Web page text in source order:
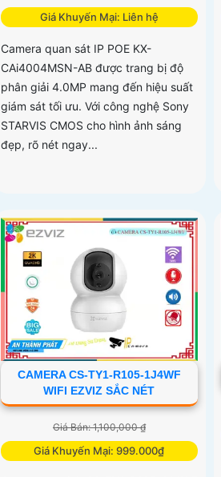
Giá Khuyến Mại: Liên hệ
Camera quan sát IP POE KX-
CAi4004MSN-AB được trang bị độ
phân giải 4.0MP mang đến hiệu suất
giám sát tối ưu. Với công nghệ Sony
STARVIS CMOS cho hình ảnh sáng
đẹp, rõ nét ngay...
CAMERA CS-TY1-R105-1J4WF
WIFI EZVIZ SẮC NÉT
Giá Bán: 1,100,000 ₫
Giá Khuyến Mại: 999.000₫